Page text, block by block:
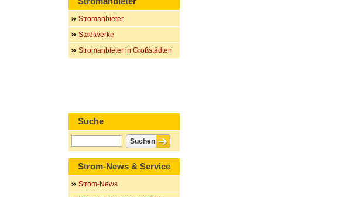
Stromanbieter
Stadtwerke
Stromanbieter in Großstädten
Suche
Strom-News & Service
Strom-News